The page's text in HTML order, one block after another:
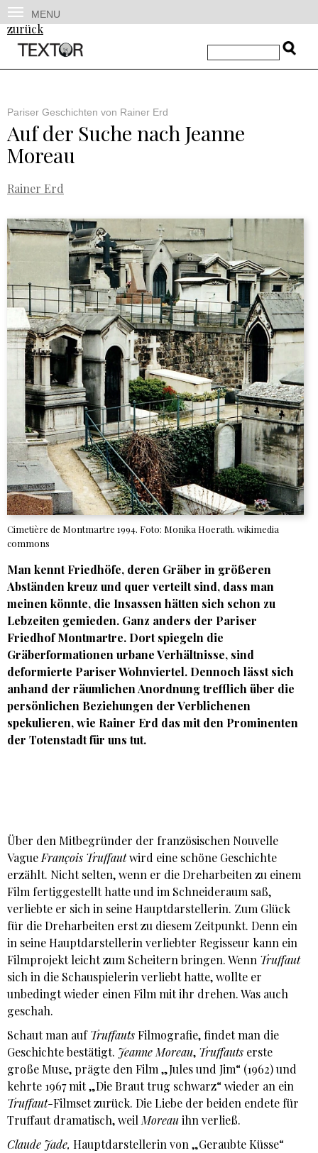
MENU
zurück
Pariser Geschichten von Rainer Erd
Auf der Suche nach Jeanne
Moreau
Rainer Erd
Cimetière de Montmartre 1994. Foto: Monika Hoerath. wikimedia
commons
Man kennt Friedhöfe, deren Gräber in größeren
Abständen kreuz und quer verteilt sind, dass man
meinen könnte, die Insassen hätten sich schon zu
Lebzeiten gemieden. Ganz anders der Pariser
Friedhof Montmartre. Dort spiegeln die
Gräberformationen urbane Verhältnisse, sind
deformierte Pariser Wohnviertel. Dennoch lässt sich
anhand der räumlichen Anordnung trefflich über die
persönlichen Beziehungen der Verblichenen
spekulieren, wie Rainer Erd das mit den Prominenten
der Totenstadt für uns tut.
Über den Mitbegründer der französischen Nouvelle
VagueFrançois Truffautwird eine schöne Geschichte
erzählt. Nicht selten, wenn er die Dreharbeiten zu einem
Film fertiggestellt hatte und im Schneideraum saß,
verliebte er sich in seine Hauptdarstellerin. Zum Glück
für die Dreharbeiten erst zu diesem Zeitpunkt. Denn ein
in seine Hauptdarstellerin verliebter Regisseur kann ein
Filmprojekt leicht zum Scheitern bringen. Wenn Truffaut
sich in die Schauspielerin verliebt hatte, wollte er
unbedingt wieder einen Film mit ihr drehen. Was auch
geschah.
Schaut man aufTruffautsFilmografie, findet man die
Geschichte bestätigt. JeanneMoreau, Truffauts erste
große Muse, prägte den Film „Jules und Jim“ (1962) und
kehrte 1967 mit „Die Braut trug schwarz“ wieder an ein
Truffaut-Filmset zurück. Die Liebe der beiden endete für
Truffaut dramatisch, weilMoreauihn verließ.
Claude Jade, Hauptdarstellerin von „Geraubte Küsse“